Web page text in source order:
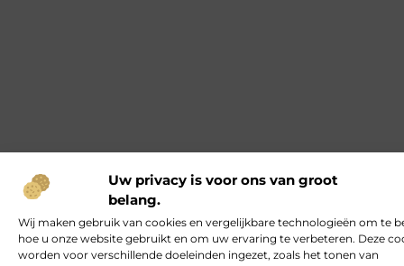
Uw privacy is voor ons van groot
belang.
Wij maken gebruik van cookies en vergelijkbare technologieën om te
hoe u onze website gebruikt en om uw ervaring te verbeteren. Deze
worden voor verschillende doeleinden ingezet, zoals het tonen van